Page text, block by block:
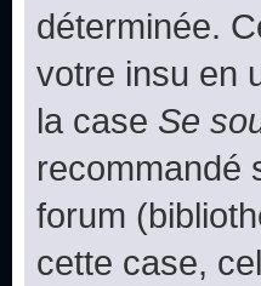
déterminée.
votre insu en
la case Se
recommandé
forum
cette case,